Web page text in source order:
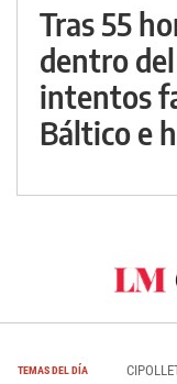
Tras 55
dentro
intentos
Báltico e
TEMAS DEL DÍA